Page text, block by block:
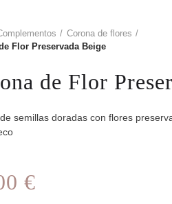
Corona de flores
Flor Preservada Beige
de Flor
semillas doradas con flores
€